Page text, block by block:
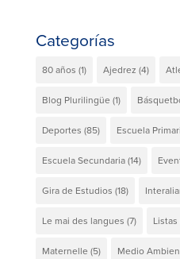
Categorías
80 años (1) Ajedrez (4)
Blog Plurilingüe (1)
Deportes (85) Escuela
Escuela Secundaria(14)
Gira de Estudios (18)
Le mai des langues (7)
Maternelle (5) Medio